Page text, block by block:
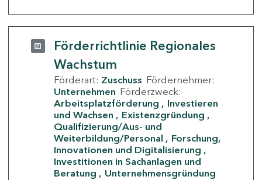
Förderrichtlinie Regionales
Wachstum
Förderart: Zuschuss Fördernehmer:
Unternehmen Förderzweck:
Arbeitsplatzförderung
Investieren
und Wachsen
Existenzgründung
Qualifizierung/Aus- und
Weiterbildung/Personal
Forschung,
Innovationen und Digitalisierung
Investitionen in Sachanlagen und
Beratung
Unternehmensgründung